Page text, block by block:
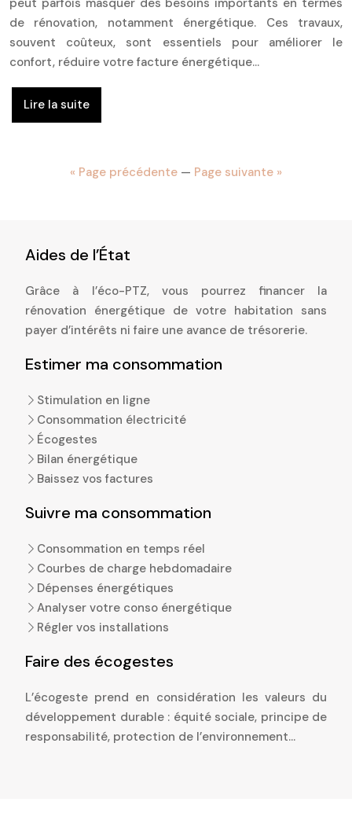
peut parfois masquer des besoins importants en termes
de rénovation, notamment énergétique. Ces travaux,
souvent coûteux, sont essentiels pour améliorer le
confort, réduire votre facture énergétique…
Lire la suite
« Page précédente — Page suivante »
Aides de l’État
Grâce à l’éco-PTZ, vous pourrez financer la
rénovation énergétique de votre habitation sans
payer d’intérêts ni faire une avance de trésorerie.
Estimer ma consommation
Stimulation en ligne
Consommation électricité
Écogestes
Bilan énergétique
Baissez vos factures
Suivre ma consommation
Consommation en temps réel
Courbes de charge hebdomadaire
Dépenses énergétiques
Analyser votre conso énergétique
Régler vos installations
Faire des écogestes
L’écogeste prend en considération les valeurs du
développement durable : équité sociale, principe de
responsabilité, protection de l’environnement…